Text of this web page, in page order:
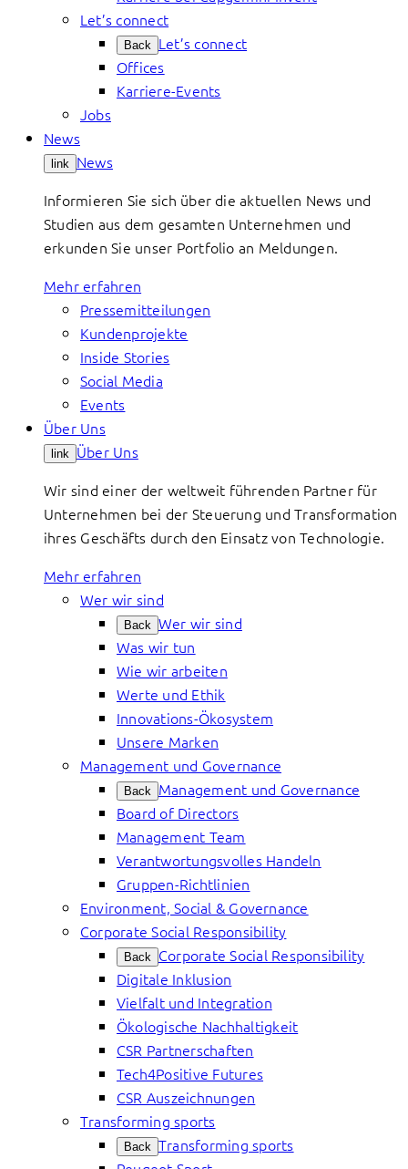
Let’s connect
Back Let’s connect
Offices
Karriere-Events
Jobs
News
link News
Informieren Sie sich über die aktuellen News und
Studien aus dem gesamten Unternehmen und
erkunden Sie unser Portfolio an Meldungen.
Mehr erfahren
Pressemitteilungen
Kundenprojekte
Inside Stories
Social Media
Events
Über Uns
link Über Uns
Wir sind einer der weltweit führenden Partner für
Unternehmen bei der Steuerung und Transformation
ihres Geschäfts durch den Einsatz von Technologie.
Mehr erfahren
Wer wir sind
Back Wer wir sind
Was wir tun
Wie wir arbeiten
Werte und Ethik
Innovations-Ökosystem
Unsere Marken
Management und Governance
Back Management und Governance
Board of Directors
Management Team
Verantwortungsvolles Handeln
Gruppen-Richtlinien
Environment, Social & Governance
Corporate Social Responsibility
Back Corporate Social Responsibility
Digitale Inklusion
Vielfalt und Integration
Ökologische Nachhaltigkeit
CSR Partnerschaften
Tech4Positive Futures
CSR Auszeichnungen
Transforming sports
Back Transforming sports